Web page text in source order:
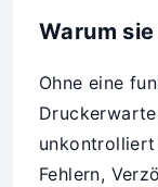
Warum
Ohne eine
unkontrolliert
Fehlern,